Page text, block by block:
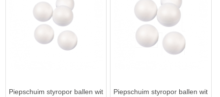
Piepschuim styropor ballen wit
Piepschuim styropor ballen wit